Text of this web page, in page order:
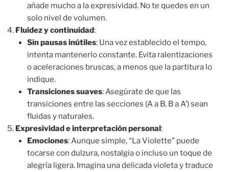
añade mucho a la expresividad. No te quedes en un
solo nivel de volumen.
Fluidez y continuidad:
Sin pausas inútiles: Una vez establecido el tempo,
intenta mantenerlo constante. Evita ralentizaciones
o aceleraciones bruscas, a menos que la partitura lo
indique.
Transiciones suaves: Asegúrate de que las
transiciones entre las secciones (A a B, B a A’) sean
fluidas y naturales.
Expresividad e interpretación personal:
Emociones: Aunque simple, “La Violette” puede
tocarse con dulzura, nostalgia o incluso un toque de
alegría ligera. Imagina una delicada violeta y traduce